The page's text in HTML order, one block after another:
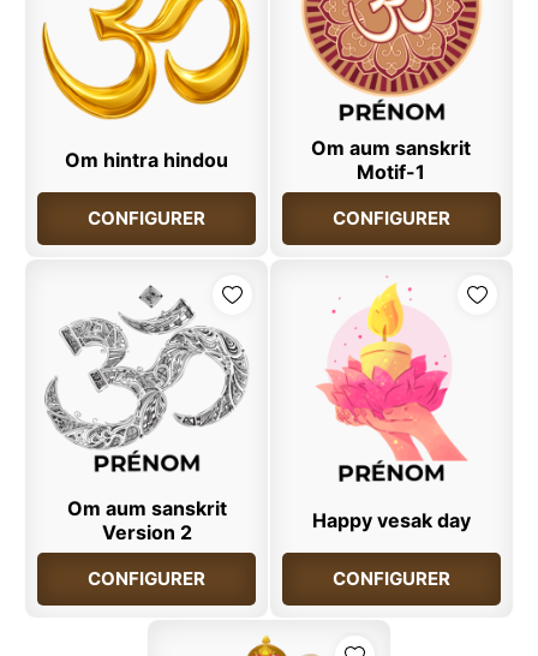
Om hintra hindou
CONFIGURER
Om aum sanskrit
Motif-1
CONFIGURER
Om aum sanskrit
Version 2
CONFIGURER
Happy vesak day
CONFIGURER